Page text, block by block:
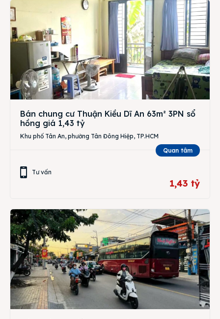
Bán chung cư Thuận Kiều Dĩ An 63m² 3PN sổ
hồng giá 1,43 tỷ
Khu phố Tân An, phường Tân Đông Hiệp, TP.HCM
Quan tâm
Tư vấn
1,43 tỷ